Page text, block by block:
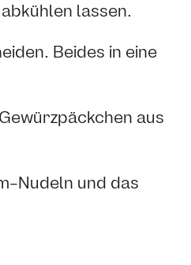
lassen.
Beides in eine
aus
Nudeln und das